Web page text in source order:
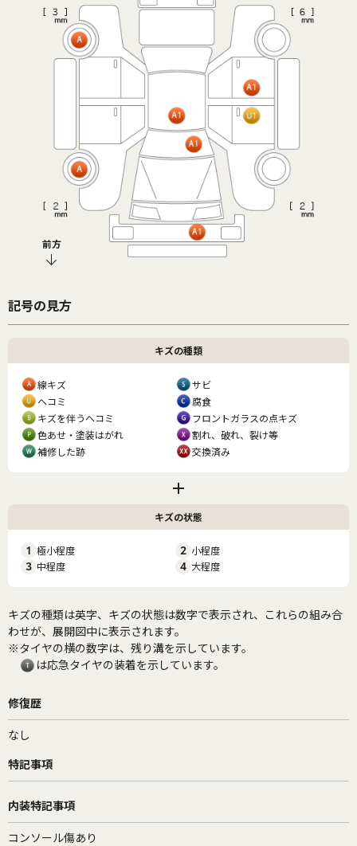
前方
記号の見方
キズの種類
線キズ
サビ
ヘコミ
腐食
キズを伴うヘコミ
フロントガラスの点キズ
色あせ・塗装はがれ
割れ、破れ、裂け等
補修した跡
交換済み
キズの状態
1 極小程度 2 小程度
3 中程度 4 大程度
キズの種類は英字、キズの状態は数字で表示され、これらの組み合
わせが、展開図中に表示されます。
※タイヤの横の数字は、残り溝を示しています。
は応急タイヤの装着を示しています。
修復歴
なし
特記事項
内装特記事項
コンソール傷あり